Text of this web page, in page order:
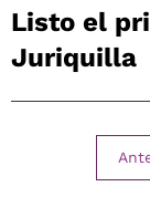
Listo el
Juriquilla